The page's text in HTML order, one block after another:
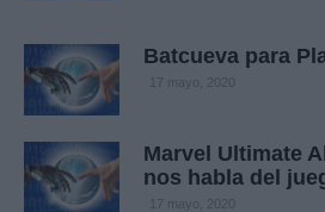
Batcueva para
17 mayo, 2020
Marvel Ultimate
nos habla del
17 mayo, 2020